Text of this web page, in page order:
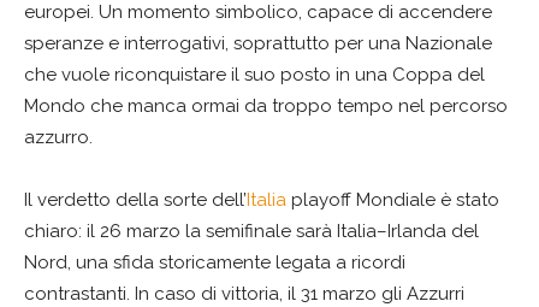
europei. Un momento simbolico, capace di accendere
speranze e interrogativi, soprattutto per una Nazionale
che vuole riconquistare il suo posto in una Coppa del
Mondo che manca ormai da troppo tempo nel percorso
azzurro.
Il verdetto della sorte dell’Italia playoff Mondiale è stato
chiaro: il 26 marzo la semifinale sarà Italia–Irlanda del
Nord, una sfida storicamente legata a ricordi
contrastanti. In caso di vittoria, il 31 marzo gli Azzurri